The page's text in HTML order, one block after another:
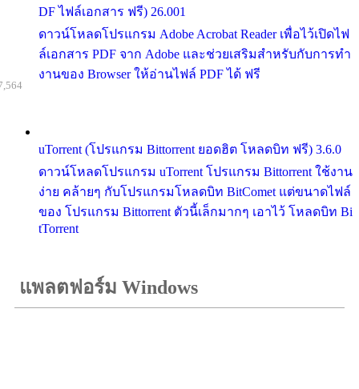
DF ไฟล์เอกสาร ฟรี) 26.001
ดาวน์โหลดโปรแกรม Adobe Acrobat Reader เพื่อไว้เปิดไฟ
ล์เอกสาร PDF จาก Adobe และช่วยเสริมสำหรับกับการทำ
งานของ Browser ให้อ่านไฟล์ PDF ได้ ฟรี
uTorrent (โปรแกรม Bittorrent ยอดฮิต โหลดบิท ฟรี) 3.6.0
ดาวน์โหลดโปรแกรม uTorrent โปรแกรม Bittorrent ใช้งาน
ง่าย คล้ายๆ กับโปรแกรมโหลดบิท BitComet แต่ขนาดไฟล์
ของ โปรแกรม Bittorrent ตัวนี้เล็กมากๆ เอาไว้ โหลดบิท Bi
tTorrent
แพลตฟอร์ม Windows